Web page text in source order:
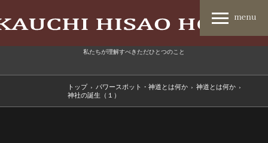
私たちが理解すべきただひとつのこと
トップ › パワースポット・神道とは何か › 神道とは何か ›
神社の誕生（１）